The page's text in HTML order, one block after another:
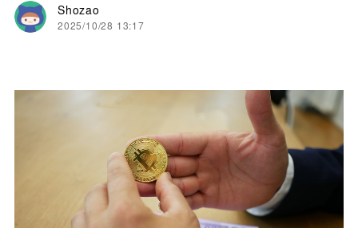
Shozao
2025/10/28 13:17